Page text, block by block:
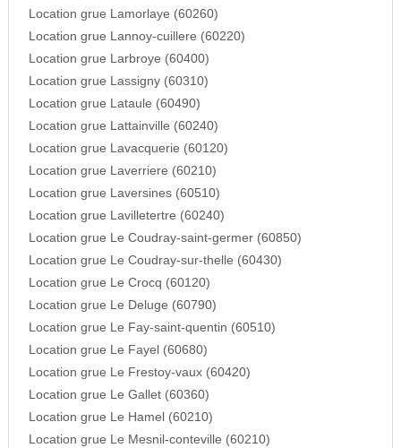
Location grue Lamorlaye (60260)
Location grue Lannoy-cuillere (60220)
Location grue Larbroye (60400)
Location grue Lassigny (60310)
Location grue Lataule (60490)
Location grue Lattainville (60240)
Location grue Lavacquerie (60120)
Location grue Laverriere (60210)
Location grue Laversines (60510)
Location grue Lavilletertre (60240)
Location grue Le Coudray-saint-germer (60850)
Location grue Le Coudray-sur-thelle (60430)
Location grue Le Crocq (60120)
Location grue Le Deluge (60790)
Location grue Le Fay-saint-quentin (60510)
Location grue Le Fayel (60680)
Location grue Le Frestoy-vaux (60420)
Location grue Le Gallet (60360)
Location grue Le Hamel (60210)
Location grue Le Mesnil-conteville (60210)